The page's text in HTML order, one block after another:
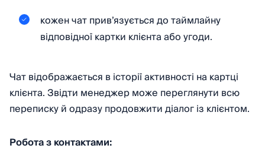
кожен чат привʼязується до таймлайну
відповідної картки клієнта або угоди.
Чат відображається в історії активності на картці
клієнта. Звідти менеджер може переглянути всю
переписку й одразу продовжити діалог із клієнтом.
Робота з контактами: